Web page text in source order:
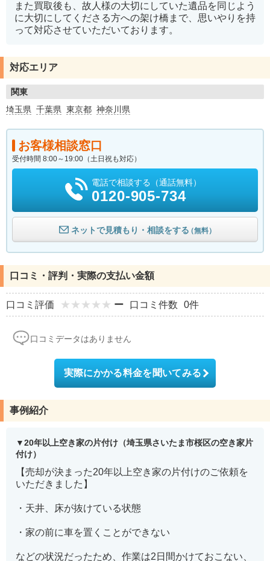
また買取後も、故人様の大切にしていた遺品を同じよう
に大切にしてくださる方への架け橋まで、思いやりを持
って対応させていただいております。
対応エリア
関東
埼玉県 千葉県 東京都 神奈川県
お客様相談窓口
受付時間 8:00～19:00（土日祝も対応）
電話で相談する（通話無料）
0120-905-734
ネットで見積もり・相談をする（無料）
口コミ・評判・実際の支払い金額
口コミ評価 ー 口コミ件数 0件
口コミデータはありません
実際にかかる料金を聞いてみる
事例紹介
20年以上空き家の片付け（埼玉県さいたま市桜区の空き家片
付け）
【売却が決まった20年以上空き家の片付けのご依頼を
いただきました】
・天井、床が抜けている状態
・家の前に車を置くことができない
などの状況だったため、作業は2日間かけておこない、